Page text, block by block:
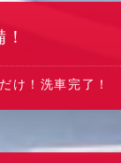
け！洗車完了！